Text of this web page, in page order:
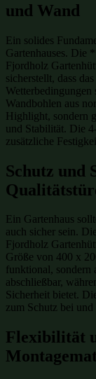
und Wand
Ein solides
Gartenhauses. Die
Fjordholz
sicherstellt, dass
Wandbohlen aus
Highlight, sondern
und Stabilität. Die
zusätzliche
Schutz und
Ein Gartenhaus
auch sicher sein.
Fjordholz
Größe von 400 x
funktional, sondern
abschließbar,
Sicherheit bietet.
zum Schutz bei
Flexibilität